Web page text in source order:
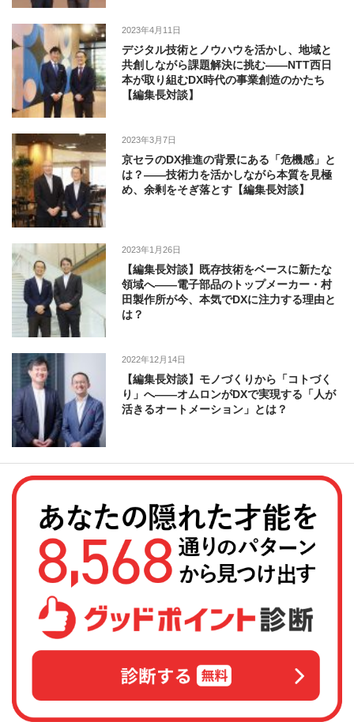
2023年4月11日
デジタル技術とノウハウを活かし、地域と
共創しながら課題解決に挑む――NTT西日
本が取り組むDX時代の事業創造のかたち
【編集長対談】
2023年3月7日
京セラのDX推進の背景にある「危機感」と
は？――技術力を活かしながら本質を見極
め、余剰をそぎ落とす【編集長対談】
2023年1月26日
【編集長対談】既存技術をベースに新たな
領域へ――電子部品のトップメーカー・村
田製作所が今、本気でDXに注力する理由と
は？
2022年12月14日
【編集長対談】モノづくりから「コトづく
り」へ――オムロンがDXで実現する「人が
活きるオートメーション」とは？